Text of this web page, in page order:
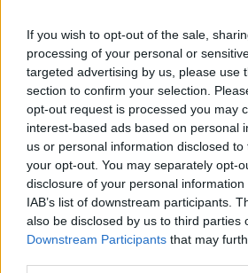
If you wish to opt-out of the sale,
processing of your personal or
targeted advertising by us, please use
section to confirm your selection.
opt-out request is processed you may
interest-based ads based on personal
us or personal information disclosed
your opt-out. You may separately opt-
disclosure of your personal
IAB’s list of downstream participants.
also be disclosed by us to third parties
Downstream Participants that may
Εθνική Παίδων: Κόντρα στη
Γεωργία για την πρώτη νίκη
στο Ευρωμπάσκετ U16 (live
stream)
για
ΑΠΕ